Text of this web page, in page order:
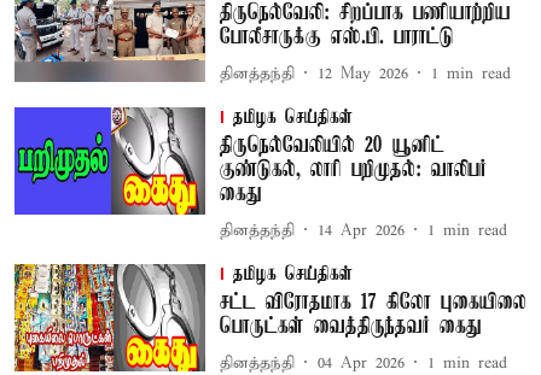
திருநெல்வேலி: சிறப்பாக பணியாற்றிய
போலீசாருக்கு எஸ்.பி. பாராட்டு
தினத்தந்தி 12 May 2026 1 min read
தமிழக செய்திகள்
திருநெல்வேலியில் 20 யூனிட்
குண்டுகல், லாரி பறிமுதல்: வாலிபர்
கைது
தினத்தந்தி 14 Apr 2026 1 min read
தமிழக செய்திகள்
சட்ட விரோதமாக 17 கிலோ புகையிலை
பொருட்கள் வைத்திருந்தவர் கைது
தினத்தந்தி 04 Apr 2026 1 min read